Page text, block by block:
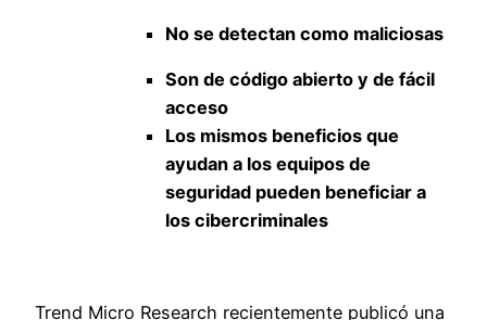
No se detectan como maliciosas
Son de código abierto y de fácil
acceso
Los mismos beneficios que
ayudan a los equipos de
seguridad pueden beneficiar a
los cibercriminales
Trend Micro Research recientemente publicó una